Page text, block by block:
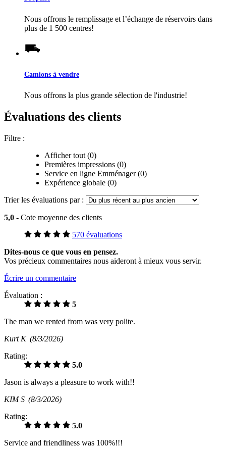
Nous offrons le remplissage et l’échange de réservoirs dans
plus de 1 500 centres!
Camions à vendre
Nous offrons la plus grande sélection de l'industrie!
Évaluations des clients
Filtre :
Afficher tout (0)
Premières impressions (0)
Service en ligne Emménager (0)
Expérience globale (0)
Trier les évaluations par :
5,0 - Cote moyenne des clients
570 évaluations
Dites-nous ce que vous en pensez.
Vos précieux commentaires nous aideront à mieux vous servir.
Écrire un commentaire
Évaluation :
5
The man we rented from was very polite.
Kurt K (8/3/2026)
Rating:
5.0
Jason is always a pleasure to work with!!
KIM S (8/3/2026)
Rating:
5.0
Service and friendliness was 100%!!!